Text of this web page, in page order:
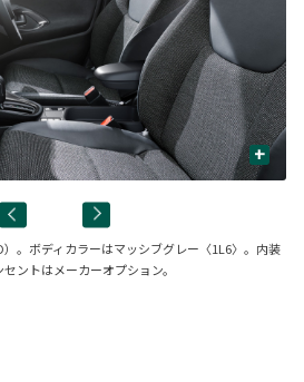
+
。ボディカラーはマッシブグレー〈1L6〉。内装
ントはメーカーオプション。